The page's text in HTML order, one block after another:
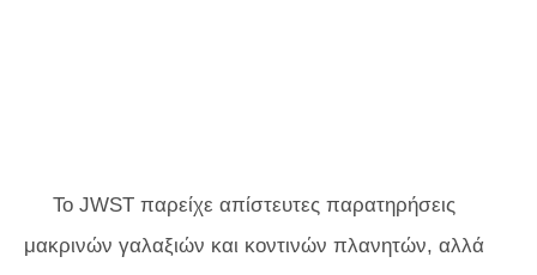
Το JWST παρείχε απίστευτες παρατηρήσεις
μακρινών γαλαξιών και κοντινών πλανητών, αλλά